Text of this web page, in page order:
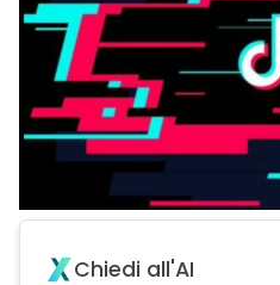
Chiedi all'AI